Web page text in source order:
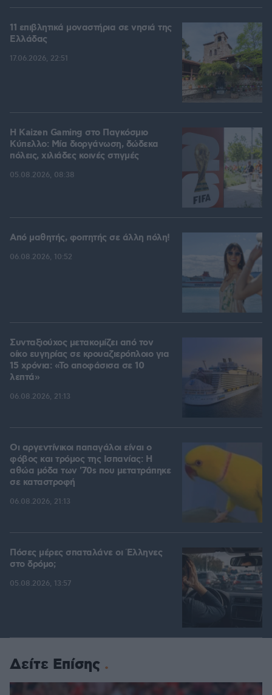
11 επιβλητικά μοναστήρια σε νησιά της
Ελλάδας
17.06.2026, 22:51
H Kaizen Gaming στο Παγκόσμιο
Kύπελλο: Μία διοργάνωση, δώδεκα
πόλεις, χιλιάδες κοινές στιγμές
05.08.2026, 08:38
Από μαθητής, φοιτητής σε άλλη πόλη!
06.08.2026, 10:52
Συνταξιούχος μετακομίζει από τον
οίκο ευγηρίας σε κρουαζιερόπλοιο για
15 χρόνια: «Το αποφάσισα σε 10
λεπτά»
06.08.2026, 21:13
Οι αργεντίνικοι παπαγάλοι είναι ο
φόβος και τρόμος της Ισπανίας: Η
αθώα μόδα των '70s που μετατράπηκε
σε καταστροφή
06.08.2026, 21:13
Πόσες μέρες σπαταλάνε οι Έλληνες
στο δρόμο;
05.08.2026, 13:57
Δείτε Επίσης